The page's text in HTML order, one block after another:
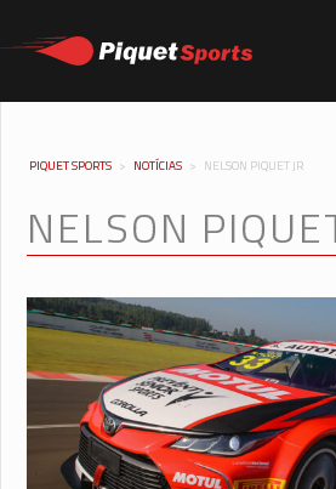
PIQUET SPORTS > NOTÍCIAS > NELSON PIQUET JR
NELSON